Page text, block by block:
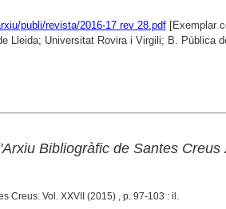
publi/revista/2016-17 rev 28.pdf[Exemplar
Lleida; Universitat Rovira i Virgili; B. Pública
Bibliogràfic de Santes Creus
Creus. Vol. XXVII (2015) , p. 97-103 : il.